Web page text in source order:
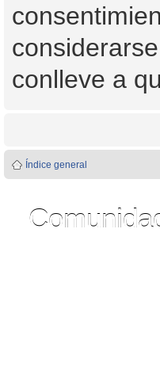
conlleve a
Índice general